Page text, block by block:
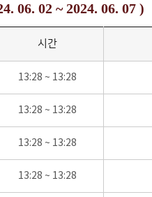
06. 02 ~ 2024. 06. 07 )
시간
13:28 ~ 13:28
13:28 ~ 13:28
13:28 ~ 13:28
13:28 ~ 13:28